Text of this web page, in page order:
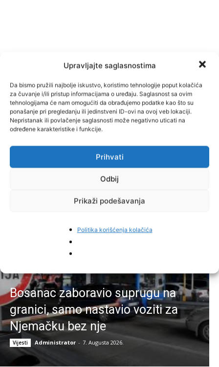
Upravljajte saglasnostima
Da bismo pružili najbolje iskustvo, koristimo tehnologije poput kolačića
za čuvanje i/ili pristup informacijama o uređaju. Saglasnost sa ovim
tehnologijama će nam omogućiti da obrađujemo podatke kao što su
ponašanje pri pregledanju ili jedinstveni ID-ovi na ovoj veb lokaciji.
Nepristanak ili povlačenje saglasnosti može negativno uticati na
određene karakteristike i funkcije.
Prihvati
Odbij
Prikaži podešavanja
Politika korišćenja kolačića
Facebook Pinterest
Najnovije vijesti
Bosanac zaboravio suprugu na
granici, samo nastavio voziti za
Njemačku bez nje
Vijesti Administrator - 7. Augusta 2026.